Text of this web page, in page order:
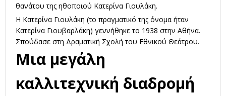
θανάτου της ηθοποιού Κατερίνα Γιουλάκη.
Η Κατερίνα Γιουλάκη (το πραγματικό της όνομα ήταν
Κατερίνα Γιουβαρλάκη) γεννήθηκε το 1938 στην Αθήνα.
Σπούδασε στη Δραματική Σχολή του Εθνικού Θεάτρου.
Μια μεγάλη
καλλιτεχνική διαδρομή